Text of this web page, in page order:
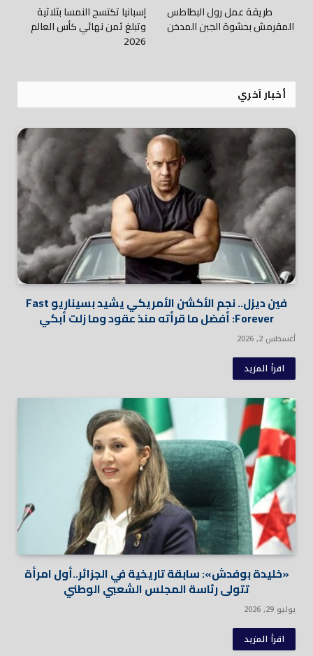
طريقة عمل رول البطاطس
المقرمش بحشوة الجبن المدخن
إسبانيا تكتسح النمسا بثلاثية
وتبلغ ثمن نهائي كأس العالم
2026
أخبار آخري
فين ديزل.. نجم الأكشن الأمريكي يشيد بسيناريو Fast
Forever: أفضل ما قرأته منذ عقود وما زلت أبكي
أغسطس 2, 2026
اقرأ المزيد
«خليدة بوفدش»: سابقة تاريخية في الجزائر..أول امرأة
تتولى رئاسة المجلس الشعبي الوطني
يوليو 29, 2026
اقرأ المزيد